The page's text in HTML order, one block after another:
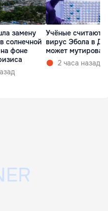
замену
солнечной
фоне
Учёные считают,
вирус Эбола в
может
2 часа назад